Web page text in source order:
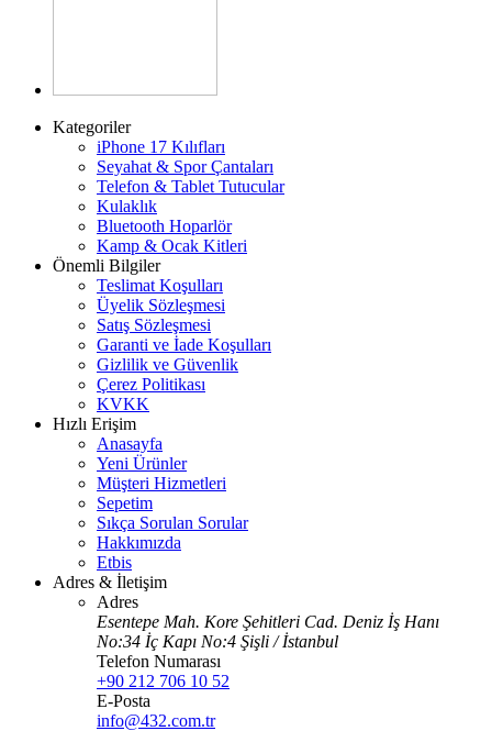
Kategoriler
iPhone 17 Kılıfları
Seyahat & Spor Çantaları
Telefon & Tablet Tutucular
Kulaklık
Bluetooth Hoparlör
Kamp & Ocak Kitleri
Önemli Bilgiler
Teslimat Koşulları
Üyelik Sözleşmesi
Satış Sözleşmesi
Garanti ve İade Koşulları
Gizlilik ve Güvenlik
Çerez Politikası
KVKK
Hızlı Erişim
Anasayfa
Yeni Ürünler
Müşteri Hizmetleri
Sepetim
Sıkça Sorulan Sorular
Hakkımızda
Etbis
Adres & İletişim
Adres
Esentepe Mah. Kore Şehitleri Cad. Deniz İş Hanı
No:34 İç Kapı No:4 Şişli / İstanbul
Telefon Numarası
+90 212 706 10 52
E-Posta
info@432.com.tr